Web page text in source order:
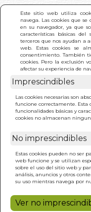
Este sitio web utiliza
navega. Las cookies que
en su navegador, ya que
características básicas
terceros que nos ayudan a
web. Estas cookies se
consentimiento. También
cookies. Pero la exclusión
afectar su experiencia de
Imprescindibles
Las cookies necesarias son
funcione correctamente. Esta
funcionalidades básicas y
cookies no almacenan
No imprescindibles
Estas cookies pueden no ser
web funcione y se utilizan
sobre el uso del sitio web y
análisis, anuncios y otros
su uso mientras navega por
Ver no
INICIO >
SUPERIOR